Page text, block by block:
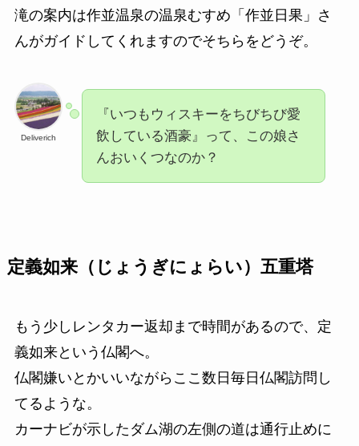
滝の案内は作並温泉の温泉むすめ「作並日果」さ
んがガイドしてくれますのでそちらをどうぞ。
Deliverich
『いつもウィスキーをちびちび愛
飲している酒豪』って、この娘さ
んおいくつなのか？
定義如来（じょうぎにょらい）五重塔
もう少しレンタカー返却まで時間があるので、定
義如来という仏閣へ。
仏閣嫌いとかいいながらここ数日毎日仏閣訪問し
てるような。
カーナビが示したダム湖の左側の道は通行止めに